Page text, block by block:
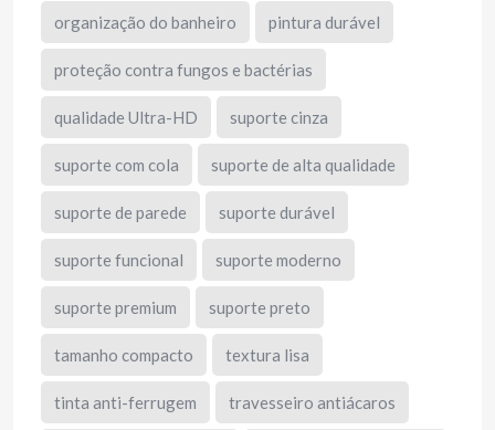
organização do banheiro pintura durável
proteção contra fungos e bactérias
qualidade Ultra-HD suporte cinza
suporte com cola suporte de alta qualidade
suporte de parede suporte durável
suporte funcional suporte moderno
suporte premium suporte preto
tamanho compacto textura lisa
tinta anti-ferrugem travesseiro antiácaros